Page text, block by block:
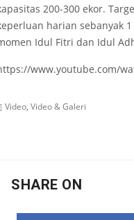
200-300 ekor.
harian sebanyak
Idul Fitri dan Idul
www.youtube.com/
Video, Video & Galeri
SHARE ON